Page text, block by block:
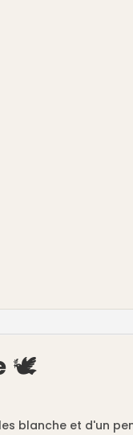
🕊️
blanche et d'un